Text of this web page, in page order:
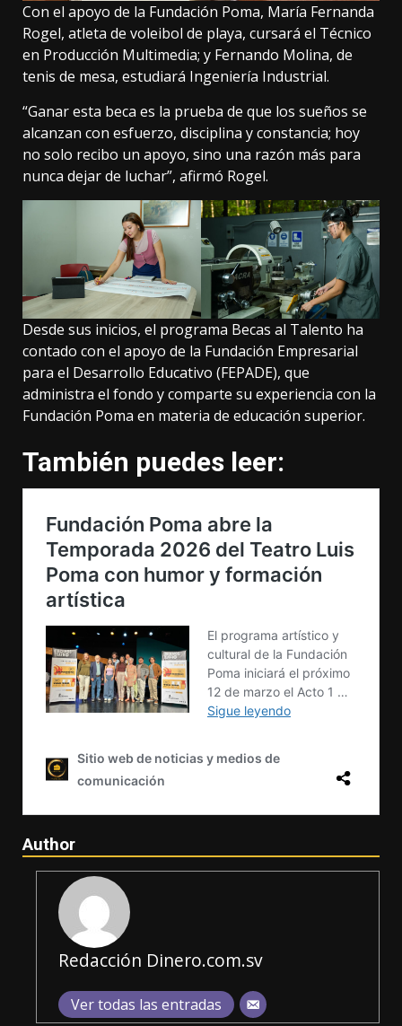
Con el apoyo de la Fundación Poma, María Fernanda
Rogel, atleta de voleibol de playa, cursará el Técnico
en Producción Multimedia; y Fernando Molina, de
tenis de mesa, estudiará Ingeniería Industrial.
“Ganar esta beca es la prueba de que los sueños se
alcanzan con esfuerzo, disciplina y constancia; hoy
no solo recibo un apoyo, sino una razón más para
nunca dejar de luchar”, afirmó Rogel.
Desde sus inicios, el programa Becas al Talento ha
contado con el apoyo de la Fundación Empresarial
para el Desarrollo Educativo (FEPADE), que
administra el fondo y comparte su experiencia con la
Fundación Poma en materia de educación superior.
También puedes leer:
Author
Redacción Dinero.com.sv
Ver todas las entradas